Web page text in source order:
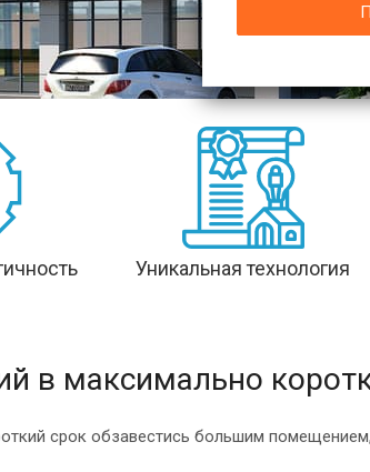
Уникальная технология
в максимально
срок обзавестись большим